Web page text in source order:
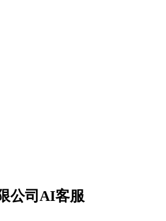
公司AI客服